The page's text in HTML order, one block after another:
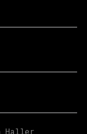
Haller